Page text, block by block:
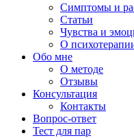
Симптомы и
Статьи
Чувства и
О
Обо мне
О методе
Отзывы
Консультация
Контакты
Вопрос-ответ
Тест для пар